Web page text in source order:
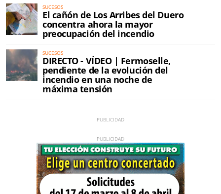
SUCESOS
El cañón de Los Arribes del Duero
concentra ahora la mayor
preocupación del incendio
SUCESOS
DIRECTO - VÍDEO | Fermoselle,
pendiente de la evolución del
incendio en una noche de
máxima tensión